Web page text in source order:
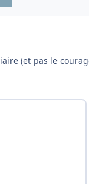
(et pas le